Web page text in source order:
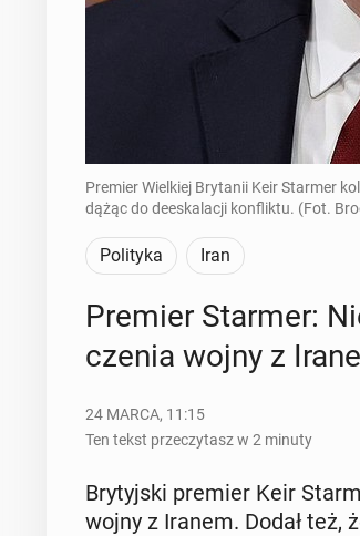
Premier Wielkiej Brytanii Keir Starmer
dążąc do deeskalacji konfliktu. (Fot.
Polityka Iran
Premier Starmer:
cze­nia wojny z
24 MARCA, 11:15
Ten tekst przeczytasz w 2 minuty
Bry­tyj­ski premier Keir
wojny z Iranem. Dodał